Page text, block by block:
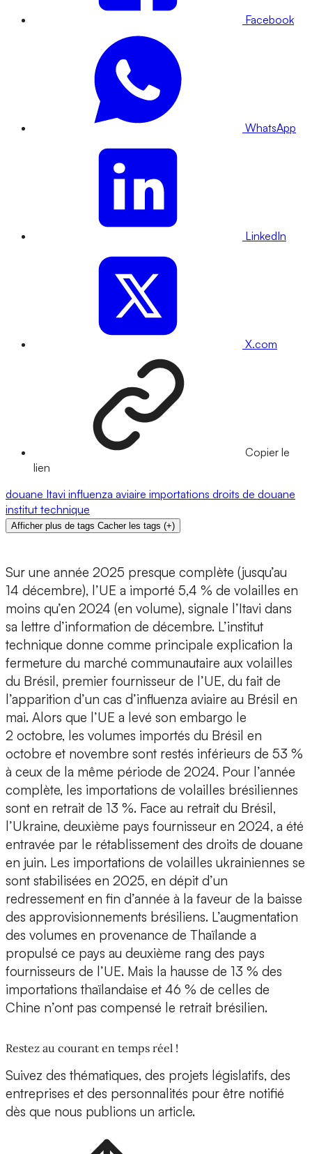
Facebook
WhatsApp
LinkedIn
X.com
Copier le
lien
douane Itavi influenza aviaire importations droits de douane
institut technique
Afficher plus de tags Cacher les tags (+)
Sur une année 2025 presque complète (jusqu’au
14 décembre), l’UE a importé 5,4 % de volailles en
moins qu’en 2024 (en volume), signale l’Itavi dans
sa lettre d’information de décembre. L’institut
technique donne comme principale explication la
fermeture du marché communautaire aux volailles
du Brésil, premier fournisseur de l’UE, du fait de
l’apparition d’un cas d’influenza aviaire au Brésil en
mai. Alors que l’UE a levé son embargo le
2 octobre, les volumes importés du Brésil en
octobre et novembre sont restés inférieurs de 53 %
à ceux de la même période de 2024. Pour l’année
complète, les importations de volailles brésiliennes
sont en retrait de 13 %. Face au retrait du Brésil,
l’Ukraine, deuxième pays fournisseur en 2024, a été
entravée par le rétablissement des droits de douane
en juin. Les importations de volailles ukrainiennes se
sont stabilisées en 2025, en dépit d’un
redressement en fin d’année à la faveur de la baisse
des approvisionnements brésiliens. L’augmentation
des volumes en provenance de Thaïlande a
propulsé ce pays au deuxième rang des pays
fournisseurs de l’UE. Mais la hausse de 13 % des
importations thaïlandaise et 46 % de celles de
Chine n’ont pas compensé le retrait brésilien.
Restez au courant en temps réel !
Suivez des thématiques, des projets législatifs, des
entreprises et des personnalités pour être notifié
dès que nous publions un article.